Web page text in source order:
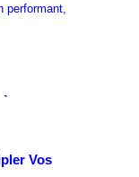
performant,
→
Vos